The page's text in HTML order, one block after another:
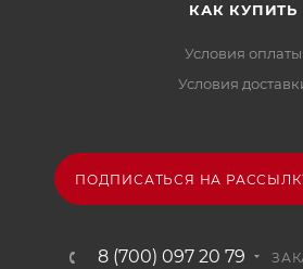
КАК КУПИТЬ
Условия оплаты
Условия
ПОДПИСАТЬСЯ НА
8 (700) 097 20 79